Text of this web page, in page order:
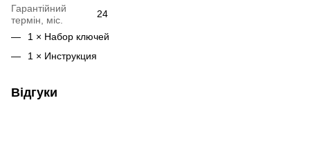
Гарантійний
термін, міс.
24
1 × Набор ключей
1 × Инструкция
Відгуки